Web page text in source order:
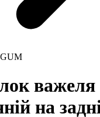
важеля
на